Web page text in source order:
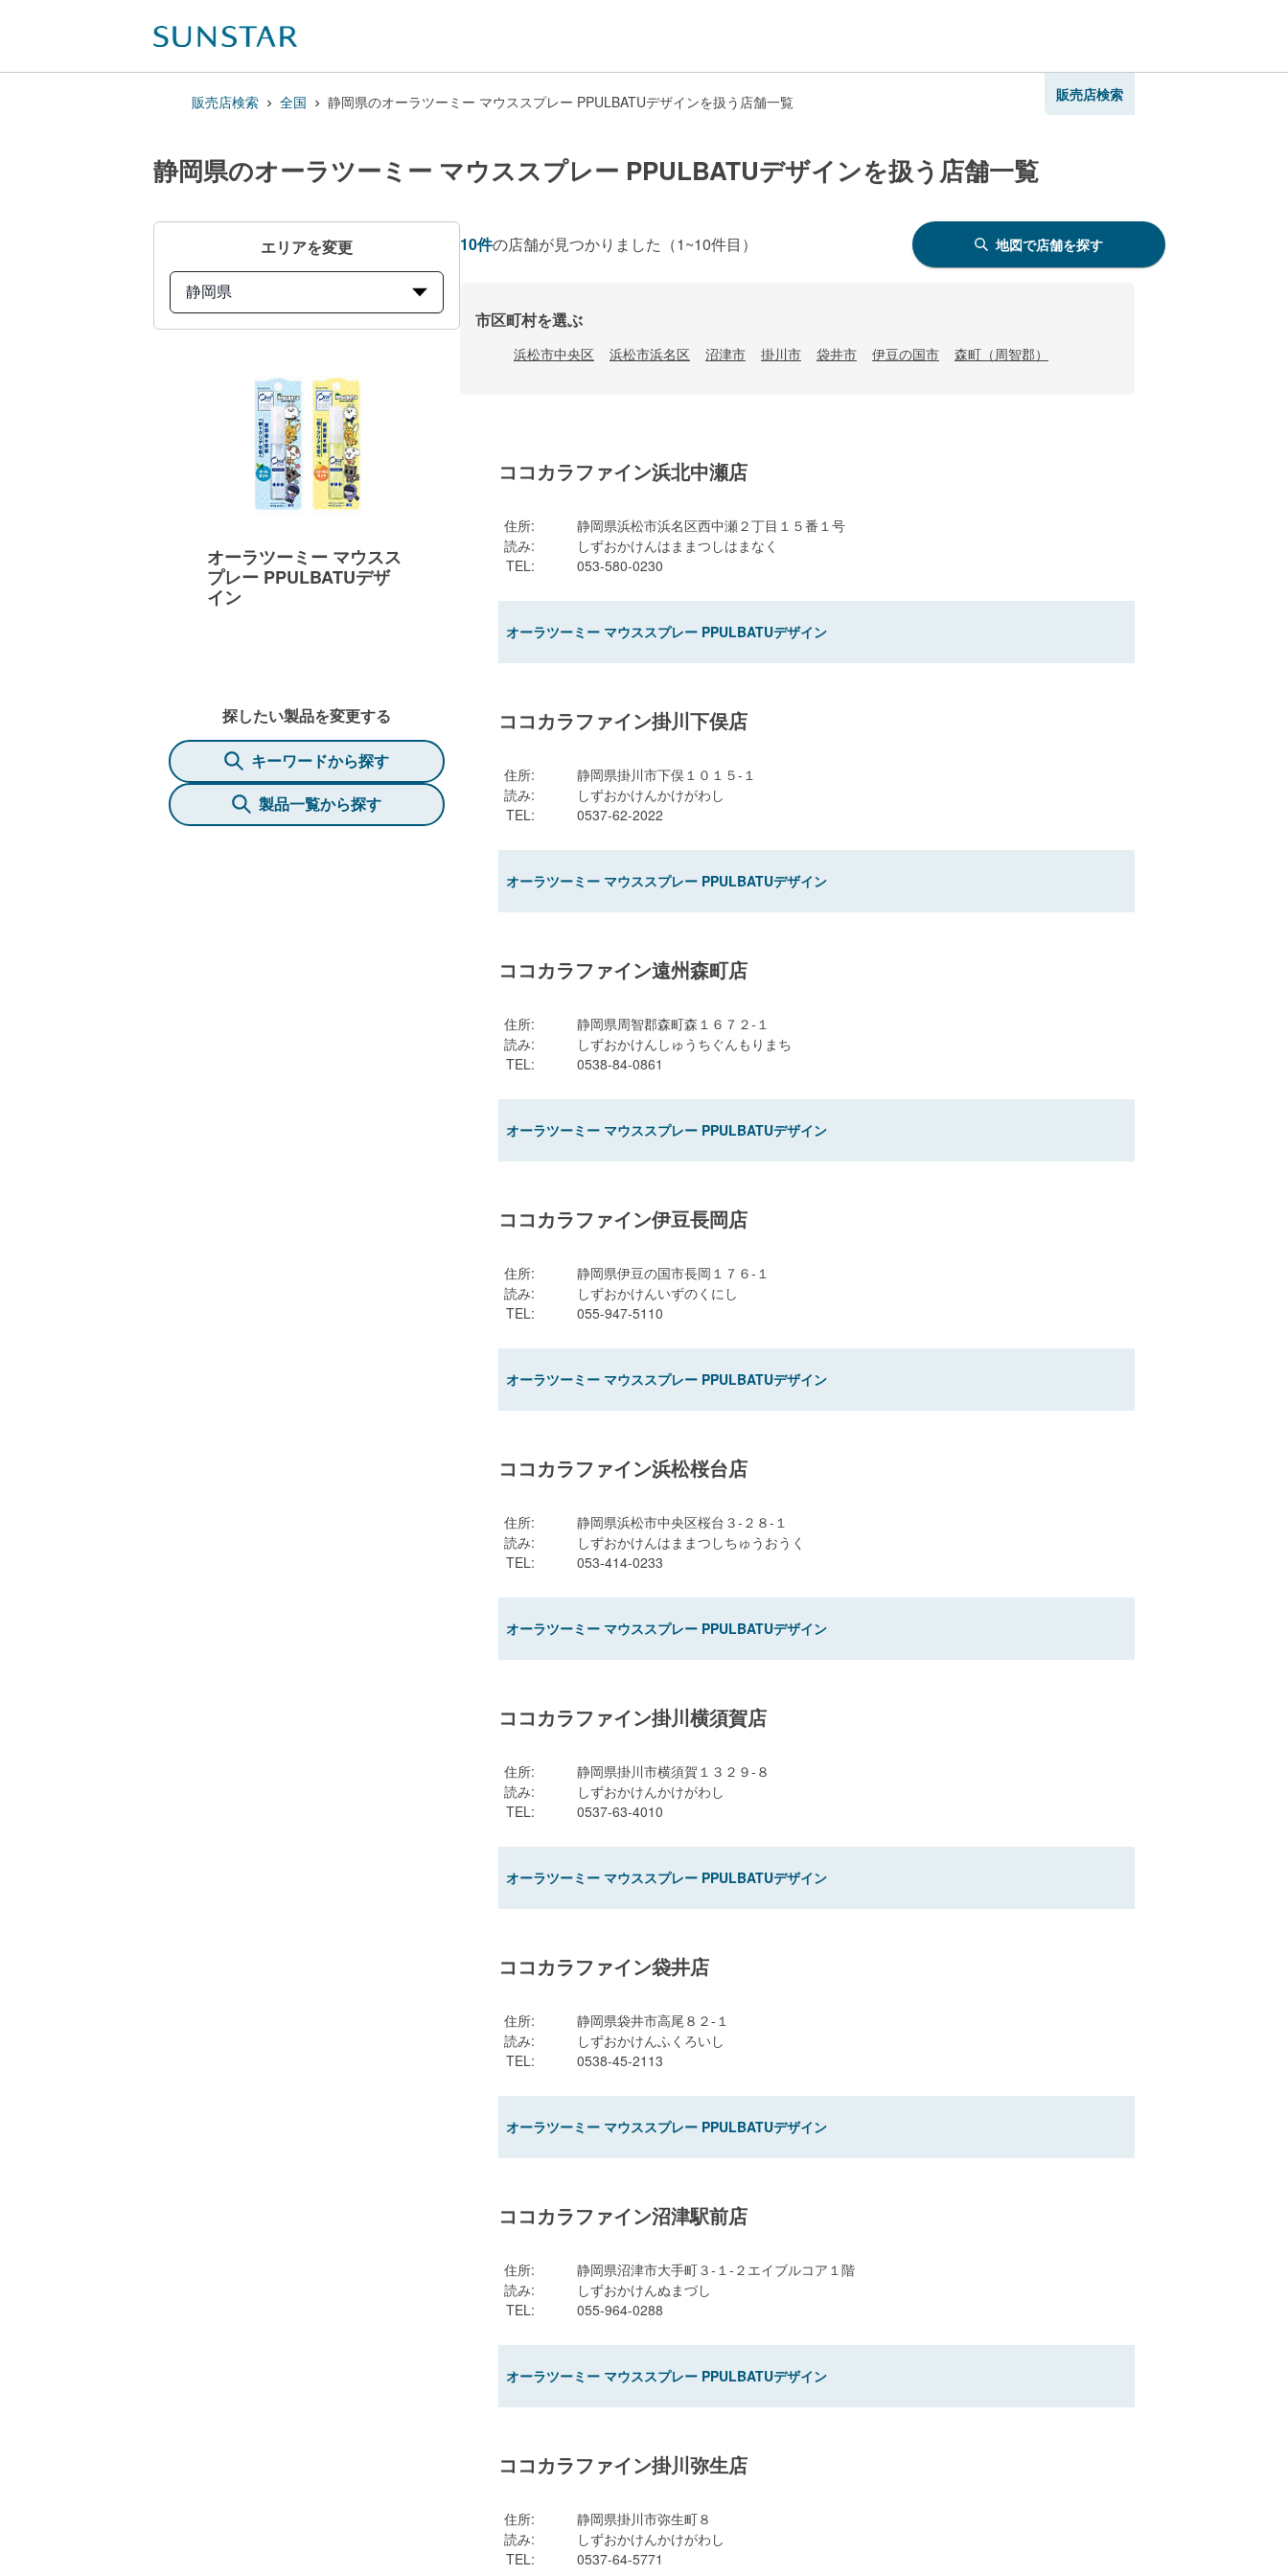
販売店検索 全国 静岡県のオーラツーミー マウススプレー PPULBATUデザインを扱う店舗一覧 販売店検索
静岡県のオーラツーミー マウススプレー PPULBATUデザインを扱う店舗一覧
エリアを変更
静岡県
オーラツーミー マウスス
プレー PPULBATUデザ
イン
探したい製品を変更する
キーワードから探す
製品一覧から探す
10件の店舗が見つかりました （1~10件目） 地図で店舗を探す
市区町村を選ぶ
浜松市中央区 浜松市浜名区 沼津市 掛川市 袋井市 伊豆の国市 森町（周智郡）
ココカラファイン浜北中瀬店
住所:
静岡県浜松市浜名区西中瀬２丁目１５番１号
読み:
しずおかけんはままつしはまなく
TEL: 053-580-0230
オーラツーミー マウススプレー PPULBATUデザイン
ココカラファイン掛川下俣店
住所:
静岡県掛川市下俣１０１５-１
読み:
しずおかけんかけがわし
TEL: 0537-62-2022
オーラツーミー マウススプレー PPULBATUデザイン
ココカラファイン遠州森町店
住所:
静岡県周智郡森町森１６７２-１
読み:
しずおかけんしゅうちぐんもりまち
TEL: 0538-84-0861
オーラツーミー マウススプレー PPULBATUデザイン
ココカラファイン伊豆長岡店
住所:
静岡県伊豆の国市長岡１７６-１
読み:
しずおかけんいずのくにし
TEL: 055-947-5110
オーラツーミー マウススプレー PPULBATUデザイン
ココカラファイン浜松桜台店
住所:
静岡県浜松市中央区桜台３-２８-１
読み:
しずおかけんはままつしちゅうおうく
TEL: 053-414-0233
オーラツーミー マウススプレー PPULBATUデザイン
ココカラファイン掛川横須賀店
住所:
静岡県掛川市横須賀１３２９-８
読み:
しずおかけんかけがわし
TEL: 0537-63-4010
オーラツーミー マウススプレー PPULBATUデザイン
ココカラファイン袋井店
住所:
静岡県袋井市高尾８２-１
読み:
しずおかけんふくろいし
TEL: 0538-45-2113
オーラツーミー マウススプレー PPULBATUデザイン
ココカラファイン沼津駅前店
住所:
静岡県沼津市大手町３-１-２エイブルコア１階
読み:
しずおかけんぬまづし
TEL: 055-964-0288
オーラツーミー マウススプレー PPULBATUデザイン
ココカラファイン掛川弥生店
住所:
静岡県掛川市弥生町８
読み:
しずおかけんかけがわし
TEL: 0537-64-5771